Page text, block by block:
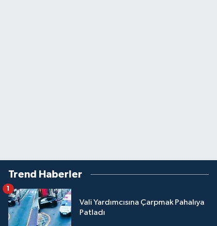
Trend Haberler
Vali Yardımcısına Çarpmak Pahalıya
Patladı
1